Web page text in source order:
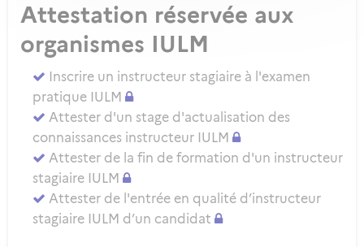
Attestation réservée aux
organismes IULM
Inscrire un instructeur stagiaire à l'examen
pratique IULM
Attester d'un stage d'actualisation des
connaissances instructeur IULM
Attester de la fin de formation d'un instructeur
stagiaire IULM
Attester de l'entrée en qualité d’instructeur
stagiaire IULM d’un candidat